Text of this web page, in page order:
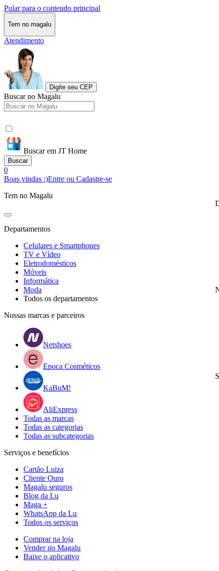
Pular para o conteudo principal
Tem no magalu
Atendimento
Digite seu CEP
Buscar no Magalu
Buscar em JT Home
Buscar
0
Boas vindas :)Entre ou Cadastre-se
Tem no Magalu
Departamentos
Celulares e Smartphones
TV e Vídeo
Eletrodomésticos
Móveis
Informática
Moda
Todos os departamentos
Nossas marcas e parceiros
Netshoes
Epoca Cosméticos
KaBuM!
AliExpress
Todas as marcas
Todas as categorias
Todas as subcategorias
Serviços e benefícios
Cartão Luiza
Cliente Ouro
Magalu seguros
Blog da Lu
Maga +
WhatsApp da Lu
Todos os serviços
Comprar na loja
Vender no Magalu
Baixe o aplicativo